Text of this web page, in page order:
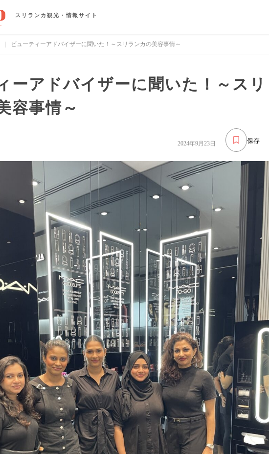
スリランカ観光・情報サイト
| ビューティーアドバイザーに聞いた！～スリランカの美容事情～
ーアドバイザーに聞いた！～スリ
容事情～
保存
2024年9月23日